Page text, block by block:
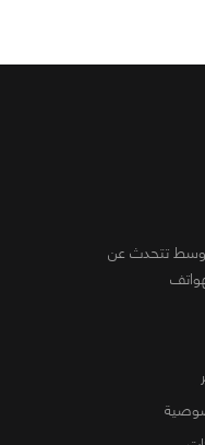
تتحدث عن